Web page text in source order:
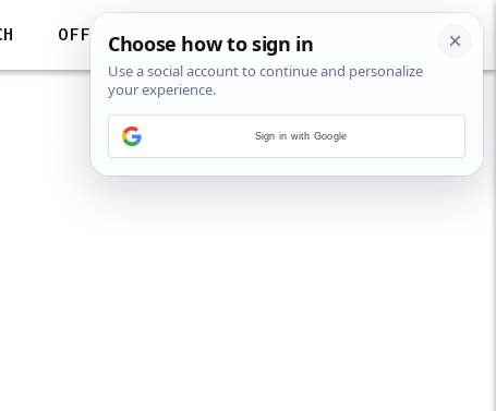
OFF
Sign in with Google